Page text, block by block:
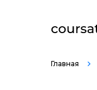
Главная